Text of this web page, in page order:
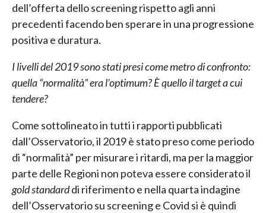
dell’offerta dello screening rispetto agli anni
precedenti facendo ben sperare in una progressione
positiva e duratura.
I livelli del 2019 sono stati presi come metro di confronto:
quella “normalità” era l’optimum? È quello il target a cui
tendere?
Come sottolineato in tutti i rapporti pubblicati
dall’Osservatorio, il 2019 è stato preso come periodo
di “normalità” per misurare i ritardi, ma per la maggior
parte delle Regioni non poteva essere considerato il
gold standarddi riferimento e nella quarta indagine
dell’Osservatorio su screening e Covid si è quindi